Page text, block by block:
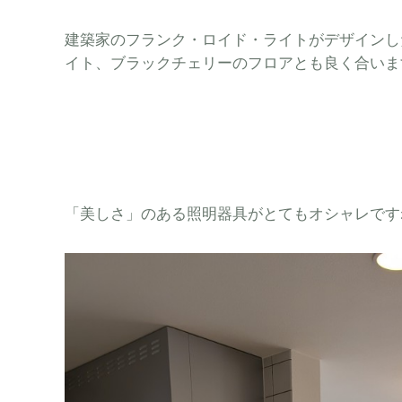
建築家のフランク・ロイド・ライトがデザイン
イト、ブラックチェリーのフロアとも良く合い
「美しさ」のある照明器具がとてもオシャレで